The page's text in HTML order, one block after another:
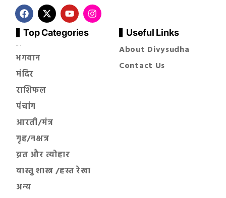
Top Categories
भगवान
मंदिर
राशिफल
पंचांग
आरती/मंत्र
गृह/नक्षत्र
व्रत और त्योहार
वास्तु शास्त्र /हस्त रेखा
अन्य
Useful Links
About Divysudha
Contact Us